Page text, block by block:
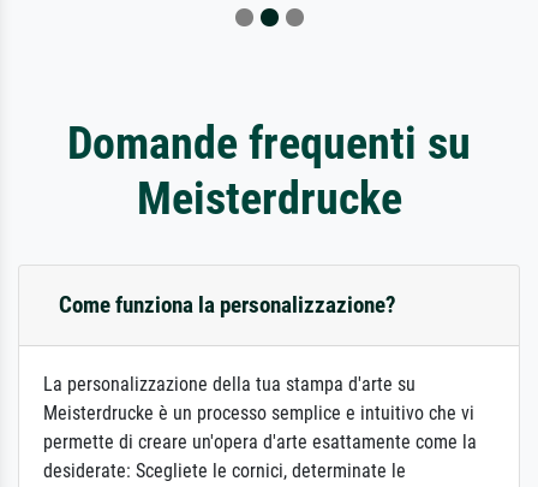
Domande frequenti su
Meisterdrucke
Come funziona la personalizzazione?
La personalizzazione della tua stampa d'arte su
Meisterdrucke è un processo semplice e intuitivo che vi
permette di creare un'opera d'arte esattamente come la
desiderate: Scegliete le cornici, determinate le